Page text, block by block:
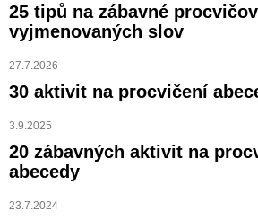
25 tipů na zábavné
vyjmenovaných slov
27.7.2026
30 aktivit na procvičení
3.9.2025
20 zábavných aktivit na
abecedy
23.7.2024